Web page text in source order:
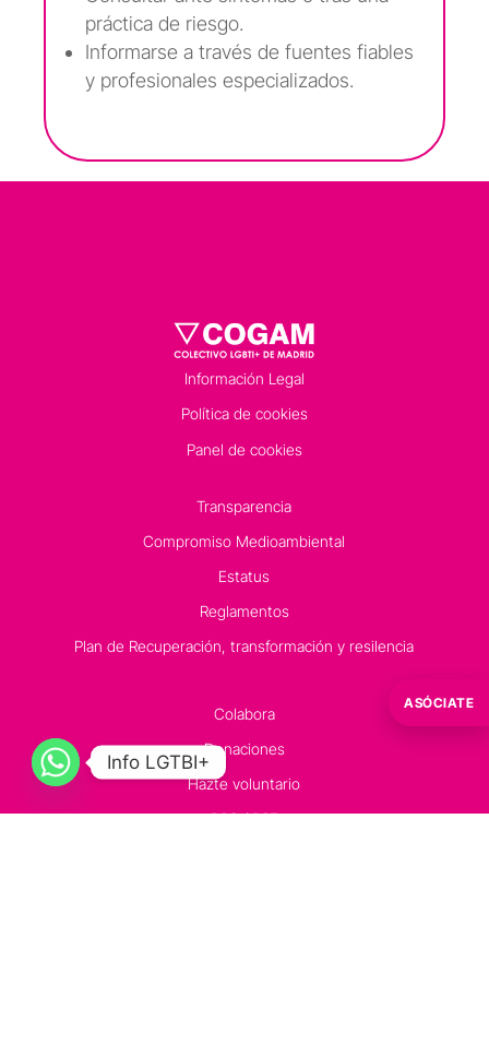
práctica de riesgo.
Informarse a través de fuentes fiables
y profesionales especializados.
Información Legal
Política de cookies
Panel de cookies
Transparencia
Compromiso Medioambiental
Estatus
Reglamentos
Plan de Recuperación, transformación y resilencia
Colabora
Donaciones
Hazte voluntario
RSC / RSE
ASÓCIATE
Info LGTBI+